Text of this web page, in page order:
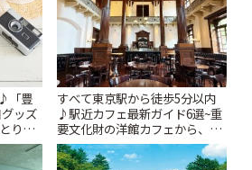
「豊
ッズ
りっ
すべて東京駅から徒歩5分以内
♪駅近カフェ最新ガイド6選~重
要文化財の洋館カフェから、改
札すぐのレトロ喫茶まで~ | こと
りっぷ